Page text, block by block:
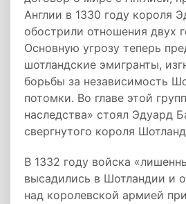
Англии в 1330 году короля
обострили отношения двух
Основную угрозу теперь
шотландские эмигранты,
борьбы за независимость
потомки. Во главе этой
наследства» стоял Эдуард
свергнутого короля
В 1332 году войска
высадились в Шотландии и
над королевской армией